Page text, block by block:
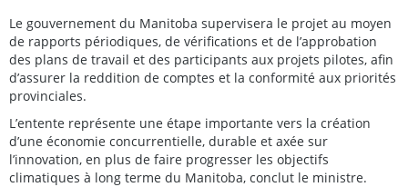
Le gouvernement du Manitoba supervisera le projet au moyen
de rapports périodiques, de vérifications et de l’approbation
des plans de travail et des participants aux projets pilotes, afin
d’assurer la reddition de comptes et la conformité aux priorités
provinciales.
L’entente représente une étape importante vers la création
d’une économie concurrentielle, durable et axée sur
l’innovation, en plus de faire progresser les objectifs
climatiques à long terme du Manitoba, conclut le ministre.